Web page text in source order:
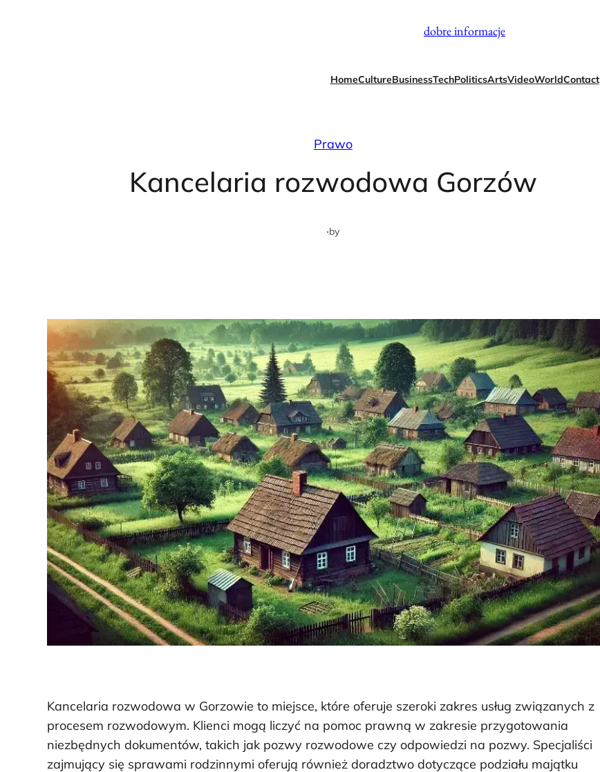
dobre informacje
HomeCultureBusinessTechPoliticsArtsVideoWorldContact
Prawo
Kancelaria rozwodowa Gorzów
·by
Kancelaria rozwodowa w Gorzowie to miejsce, które oferuje szeroki zakres usług związanych z
procesem rozwodowym. Klienci mogą liczyć na pomoc prawną w zakresie przygotowania
niezbędnych dokumentów, takich jak pozwy rozwodowe czy odpowiedzi na pozwy. Specjaliści
zajmujący się sprawami rodzinnymi oferują również doradztwo dotyczące podziału majątku